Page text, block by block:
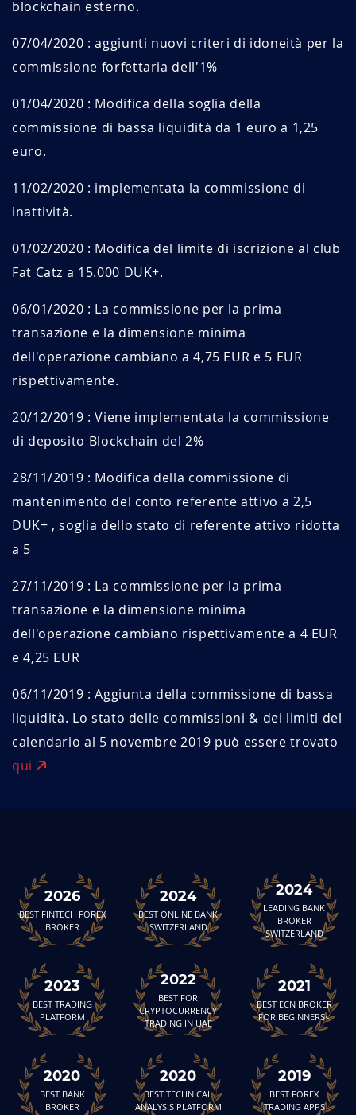
blockchain esterno.
07/04/2020 : aggiunti nuovi criteri di idoneità per la
commissione forfettaria dell'1%
01/04/2020 : Modifica della soglia della
commissione di bassa liquidità da 1 euro a 1,25
euro.
11/02/2020 : implementata la commissione di
inattività.
01/02/2020 : Modifica del limite di iscrizione al club
Fat Catz a 15.000 DUK+.
06/01/2020 : La commissione per la prima
transazione e la dimensione minima
dell'operazione cambiano a 4,75 EUR e 5 EUR
rispettivamente.
20/12/2019 : Viene implementata la commissione
di deposito Blockchain del 2%
28/11/2019 : Modifica della commissione di
mantenimento del conto referente attivo a 2,5
DUK+ , soglia dello stato di referente attivo ridotta
a 5
27/11/2019 : La commissione per la prima
transazione e la dimensione minima
dell'operazione cambiano rispettivamente a 4 EUR
e 4,25 EUR
06/11/2019 : Aggiunta della commissione di bassa
liquidità. Lo stato delle commissioni & dei limiti del
calendario al 5 novembre 2019 può essere trovato
qui
2026
BEST FINTECH FOREX
BROKER
2024
BEST ONLINE BANK
SWITZERLAND
2024
LEADING BANK
BROKER
SWITZERLAND
2023
BEST TRADING
PLATFORM
2022
BEST FOR
CRYPTOCURRENCY
TRADING IN UAE
2021
BEST ECN BROKER
FOR BEGINNERS<
2020
BEST BANK
BROKER
2020
BEST TECHNICAL
ANALYSIS PLATFORM
2019
BEST FOREX
TRADING APPS